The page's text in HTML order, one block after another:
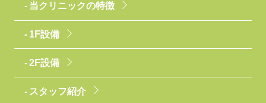
当クリニックの特徴
1F設備
2F設備
スタッフ紹介